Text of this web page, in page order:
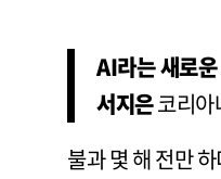
AI라는 새로
서지은코리아
불과 몇 해 전만